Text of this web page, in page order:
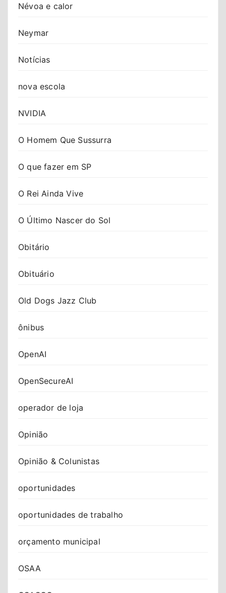
Névoa e calor
Neymar
Notícias
nova escola
NVIDIA
O Homem Que Sussurra
O que fazer em SP
O Rei Ainda Vive
O Último Nascer do Sol
Obitário
Obituário
Old Dogs Jazz Club
ônibus
OpenAI
OpenSecureAI
operador de loja
Opinião
Opinião & Colunistas
oportunidades
oportunidades de trabalho
orçamento municipal
OSAA